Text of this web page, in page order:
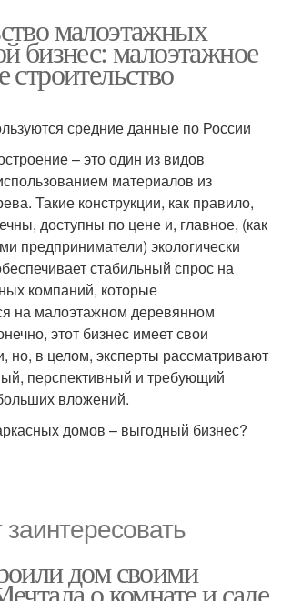
малоэтажных
бизнес: малоэтажное
строительство
средние данные по России
– это один из видов
материалов из
Такие конструкции, как правило,
доступны по цене и, главное, (как
предприниматели) экологически
стабильный спрос на
компаний, которые
на малоэтажном деревянном
этот бизнес имеет свои
но, в целом, эксперты рассматривают
перспективный и требующий
вложений.
домов – выгодный бизнес?
дом своими